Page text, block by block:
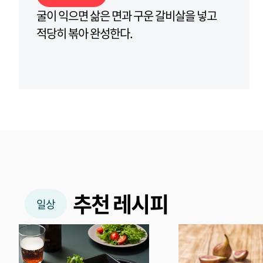
굴이 익으면 삶은 면과 구운 갈비살을 넣고
적당히 볶아 완성한다.
일상 추천 레시피